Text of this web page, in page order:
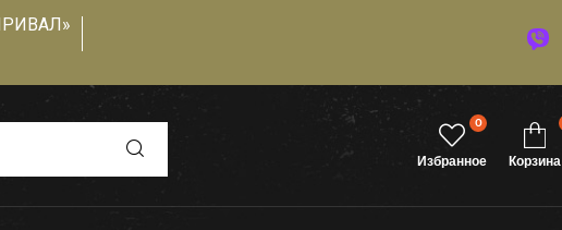
Избранное
0
Корзина